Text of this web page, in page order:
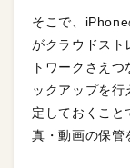
そこで、
がクラウドスト
トワークさえ
ックアップを
定しておくこ
真・動画の保管